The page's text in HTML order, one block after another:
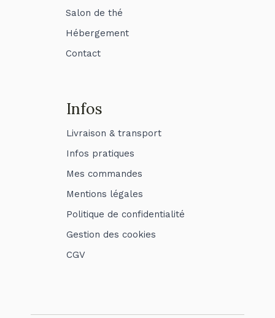
Salon de thé
Hébergement
Contact
Infos
Livraison & transport
Infos pratiques
Mes commandes
Mentions légales
Politique de confidentialité
Gestion des cookies
CGV